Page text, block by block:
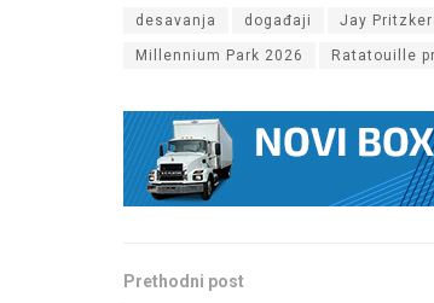
desavanja događaji Jay
Millennium Park 2026 Ratatouille
Prethodni post